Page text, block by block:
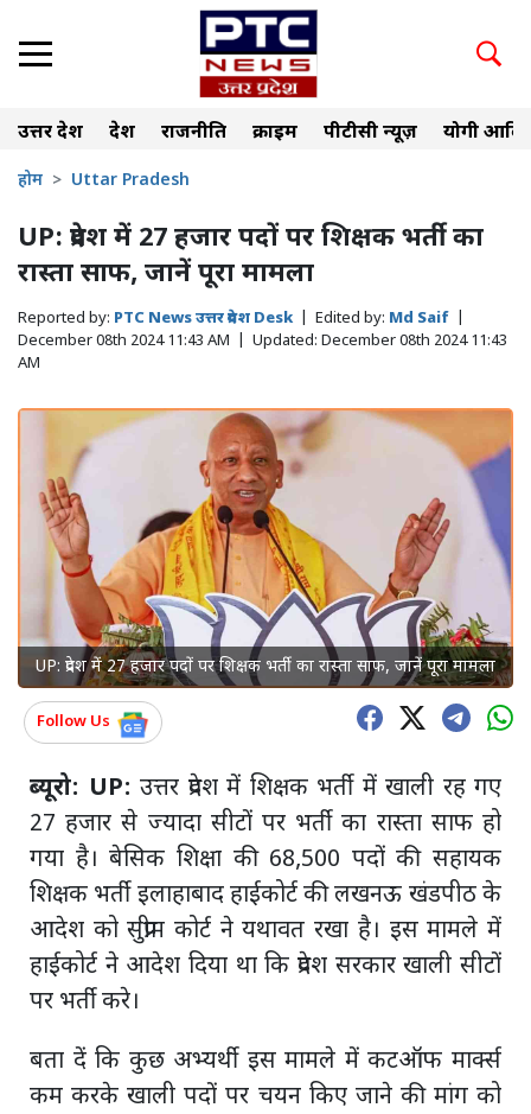
उत्तर प्रदेश देश राजनीति क्राइम पीटीसी न्यूज़ योगी
होम Uttar Pradesh
UP: प्रदेश में 27 हजार पदों पर शिक्षक भर्ती का
रास्ता साफ, जानें पूरा मामला
Reported by: PTC News उत्तर प्रदेश Desk Edited by: Md Saif
December 08th 2024 11:43 AM
Updated: December 08th 2024 11:43
AM
UP: प्रदेश में 27 हजार पदों पर शिक्षक भर्ती का रास्ता साफ, जानें पूरा मामला
Follow Us
ब्यूरो: UP: उत्तर प्रदेश में शिक्षक भर्ती में खाली रह गए
27 हजार से ज्यादा सीटों पर भर्ती का रास्ता साफ हो
गया है। बेसिक शिक्षा की 68,500 पदों की सहायक
शिक्षक भर्ती इलाहाबाद हाईकोर्ट की लखनऊ खंडपीठ के
आदेश को सुप्रीम कोर्ट ने यथावत रखा है। इस मामले में
हाईकोर्ट ने आदेश दिया था कि प्रदेश सरकार खाली सीटों
पर भर्ती करे।
बता दें कि कुछ अभ्यर्थी इस मामले में कटऑफ मार्क्स
कम करके खाली पदों पर चयन किए जाने की मांग को